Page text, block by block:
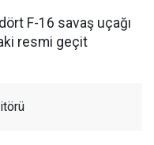
F-16 savaş uçağı
resmi geçit